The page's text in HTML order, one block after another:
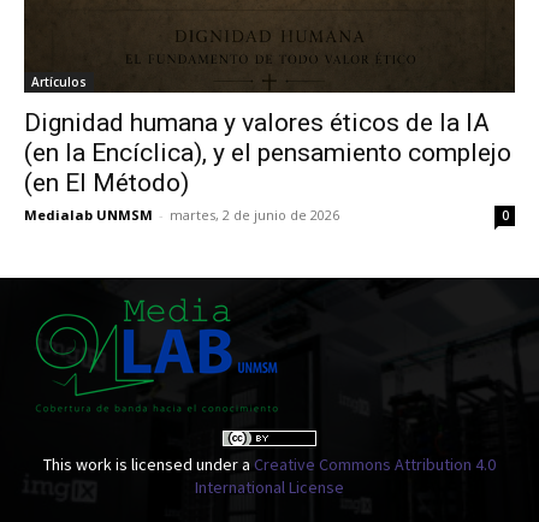
Artículos
Dignidad humana y valores éticos de la IA
(en la Encíclica), y el pensamiento complejo
(en El Método)
Medialab UNMSM - martes, 2 de junio de 2026 0
This work is licensed under a Creative Commons Attribution 4.0
International License